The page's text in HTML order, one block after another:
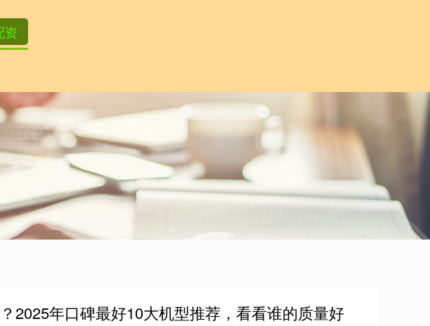
资
2025年口碑最好10大机型推荐，看看谁的质量好